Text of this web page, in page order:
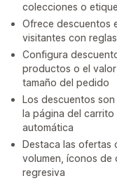
colecciones o
Ofrece descuentos
visitantes con
Configura
productos o el
tamaño del pedido
Los descuentos
la página del
automática
Destaca las
volumen, íconos de
regresiva